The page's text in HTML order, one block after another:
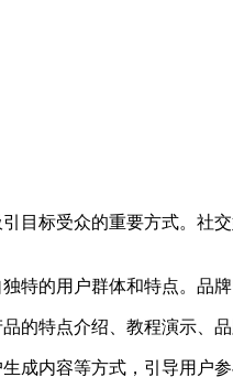
目标受众的重要方式。社
的用户群体和特点。品牌
特点介绍、教程演示、
内容等方式，引导用户参